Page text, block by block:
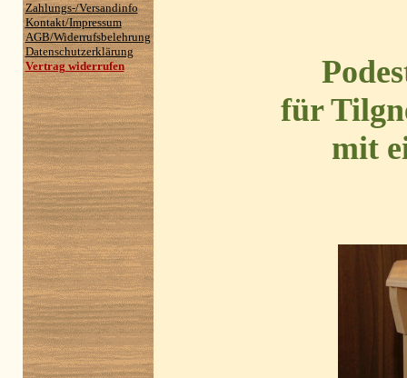
Zahlungs-/Versandinfo
Kontakt/Impressum
AGB/Widerrufsbelehrung
Datenschutzerklärung
Vertrag widerrufen
für
mit